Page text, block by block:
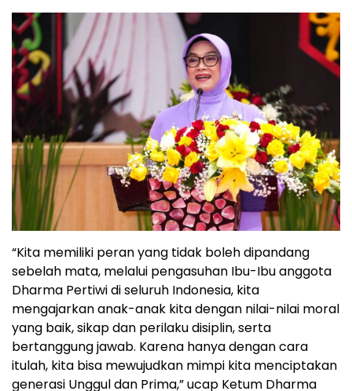
“Kita memiliki peran yang tidak boleh dipandang
sebelah mata, melalui pengasuhan Ibu-Ibu anggota
Dharma Pertiwi di seluruh Indonesia, kita
mengajarkan anak-anak kita dengan nilai-nilai moral
yang baik, sikap dan perilaku disiplin, serta
bertanggung jawab. Karena hanya dengan cara
itulah, kita bisa mewujudkan mimpi kita menciptakan
generasi Unggul dan Prima,” ucap Ketum Dharma